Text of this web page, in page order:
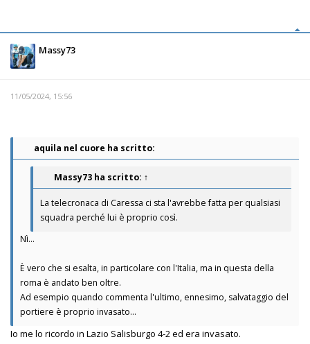
Massy73
11/05/2024, 15:56
aquila nel cuore ha scritto:
Massy73 ha scritto: ↑
La telecronaca di Caressa ci sta l'avrebbe fatta per qualsiasi
squadra perché lui è proprio così.
Nì...
È vero che si esalta, in particolare con l'Italia, ma in questa della
roma è andato ben oltre.
Ad esempio quando commenta l'ultimo, ennesimo, salvataggio del
portiere è proprio invasato...
Io me lo ricordo in Lazio Salisburgo 4-2 ed era invasato.